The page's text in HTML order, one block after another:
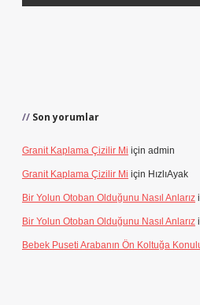
Son yorumlar
Granit Kaplama Çizilir Mi için admin
Granit Kaplama Çizilir Mi için HızlıAyak
Bir Yolun Otoban Olduğunu Nasıl Anlarız
Bir Yolun Otoban Olduğunu Nasıl Anlarız
Bebek Puseti Arabanın Ön Koltuğa